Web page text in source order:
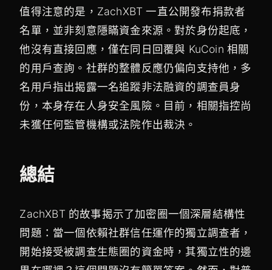
值得注意的是，ZachXBT 一直公開發布捐款者
名單，並非刻意隱瞞資金來源。對於身份起底，
他沒有直接回應，僅在同日回覆與 KuCoin 相關
的用戶查詢。社群的整體反應仍偏向支持他，多
名用戶指出揭露一名追蹤非法融資的調查員身
份，本身存在人身安全風險。目前，相關指控尚
未獲任何監管機構或法院作出裁決。
總結
ZachXBT 的故事揭示了加密圈一個深層結構性
問題：當一個依賴社群信任運作的獨立調查者，
開始接受被調查生態圈的資金時，其獨立性的邊